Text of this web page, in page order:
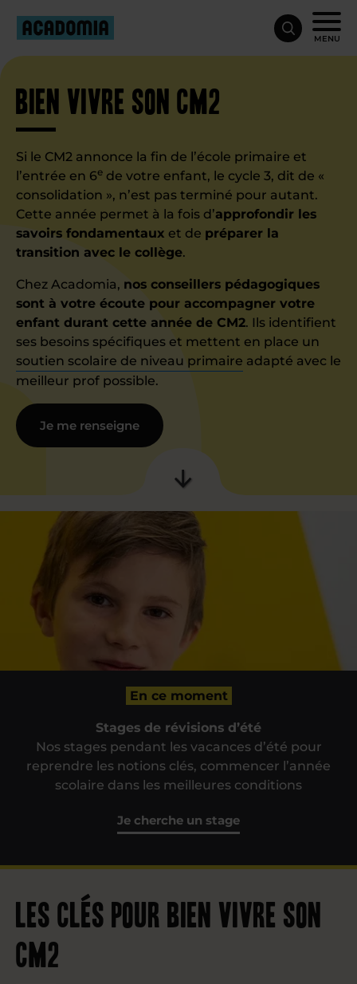
MENU
Bien vivre son CM2
Si le CM2 annonce la fin de l’école primaire et
l’entrée en 6e de votre enfant, le cycle 3, dit de «
consolidation », n’est pas terminé pour autant.
Cette année permet à la fois d’approfondir les
savoirs fondamentaux et de préparer la
transition avec le collège.
Chez Acadomia, nos conseillers pédagogiques
sont à votre écoute pour accompagner votre
enfant durant cette année de CM2. Ils identifient
ses besoins spécifiques et mettent en place un
soutien scolaire de niveau primaire adapté avec le
meilleur prof possible.
Je me renseigne
En ce moment
Stages de révisions d’été
Nos stages pendant les vacances d’été pour
reprendre les notions clés, commencer l’année
scolaire dans les meilleures conditions
Je cherche un stage
Les clés pour bien vivre son
CM2